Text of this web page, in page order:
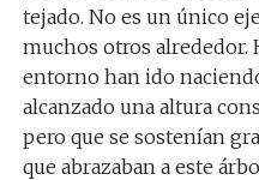
tejado. No es un único
muchos otros alrededor.
entorno han ido
alcanzado una altura
pero que se sostenían
que abrazaban a este